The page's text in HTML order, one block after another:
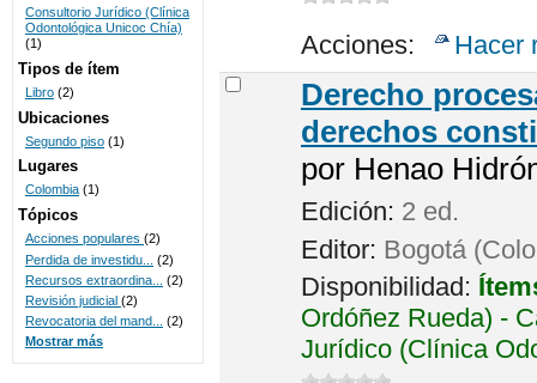
Acciones: Hacer
Derecho
derechos
por Henao
Edición: 2 ed.
Editor: Bogotá
Disponibilidad:
Ordóñez Rueda) -
Jurídico (Clínica
Consultorio Jurídico (Clínica
Odontológica Unicoc Chía)
(1)
Tipos de ítem
Libro (2)
Ubicaciones
Segundo piso (1)
Lugares
Colombia (1)
Tópicos
Acciones populares (2)
Perdida de investidu...
(2)
Recursos extraordina...
(2)
Revisión judicial (2)
Revocatoria del mand...
(2)
Mostrar más